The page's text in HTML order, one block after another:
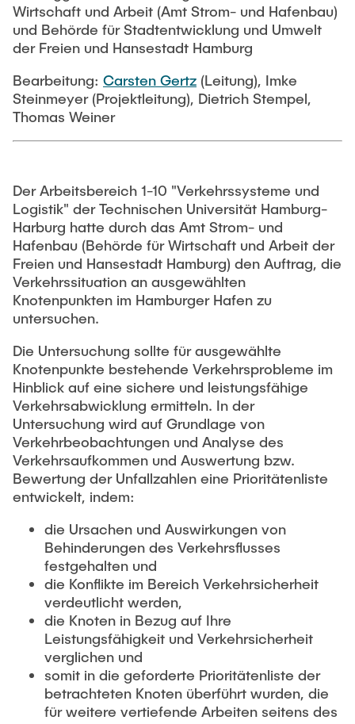
Abgeschlossene studentische Arbeiten
Land-use and transport planning
Transport and logistics hubs
Book tips
Wirtschaft und Arbeit (Amt Strom- und Hafenbau)
und Behörde für Stadtentwicklung und Umwelt
der Freien und Hansestadt Hamburg
Bearbeitung: Carsten Gertz (Leitung), Imke
Steinmeyer (Projektleitung), Dietrich Stempel,
Thomas Weiner
Der Arbeitsbereich 1-10 "Verkehrssysteme und
Logistik" der Technischen Universität Hamburg-
Harburg hatte durch das Amt Strom- und
Hafenbau (Behörde für Wirtschaft und Arbeit der
Freien und Hansestadt Hamburg) den Auftrag, die
Verkehrssituation an ausgewählten
Knotenpunkten im Hamburger Hafen zu
untersuchen.
Die Untersuchung sollte für ausgewählte
Knotenpunkte bestehende Verkehrsprobleme im
Hinblick auf eine sichere und leistungsfähige
Verkehrsabwicklung ermitteln. In der
Untersuchung wird auf Grundlage von
Verkehrbeobachtungen und Analyse des
Verkehrsaufkommen und Auswertung bzw.
Bewertung der Unfallzahlen eine Prioritätenliste
entwickelt, indem:
die Ursachen und Auswirkungen von
Behinderungen des Verkehrsflusses
festgehalten und
die Konflikte im Bereich Verkehrsicherheit
verdeutlicht werden,
die Knoten in Bezug auf Ihre
Leistungsfähigkeit und Verkehrsicherheit
verglichen und
somit in die geforderte Prioritätenliste der
betrachteten Knoten überführt wurden, die
für weitere vertiefende Arbeiten seitens des